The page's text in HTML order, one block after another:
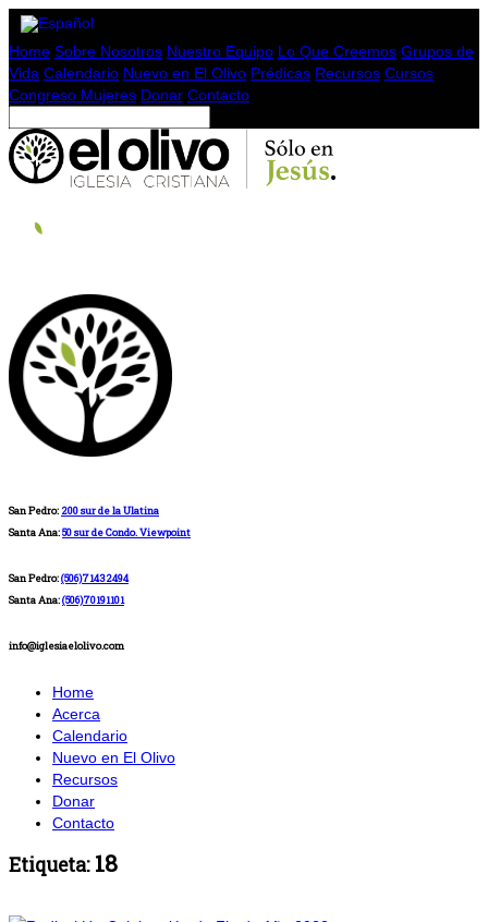
Home Sobre Nosotros Nuestro Equipo Lo Que Creemos Grupos de
Vida Calendario Nuevo en El Olivo Prédicas Recursos Cursos
Congreso Mujeres Donar Contacto
San Pedro: 200 sur de la Ulatina
Santa Ana:50 sur de Condo. Viewpoint
San Pedro:(506)71432494
Santa Ana:(506)70191101
info@iglesiaelolivo.com
Home
Acerca
Calendario
Nuevo en El Olivo
Recursos
Donar
Contacto
Etiqueta:18